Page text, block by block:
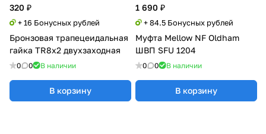
320 ₽
+ 16 Бонусных рублей
Бронзовая трапецеидальная
гайка TR8x2 двухзаходная
0 0 В наличии
В корзину
1 690 ₽
+ 84.5 Бонусных рублей
Муфта Mellow NF Oldham
ШВП SFU 1204
0 0 В наличии
В корзину